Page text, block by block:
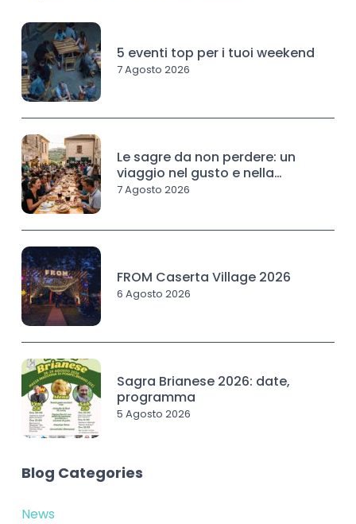
5 eventi top per i tuoi weekend
7 Agosto 2026
Le sagre da non perdere: un
viaggio nel gusto e nella
tradizione
7 Agosto 2026
FROM Caserta Village 2026
6 Agosto 2026
Sagra Brianese 2026: date,
programma
5 Agosto 2026
Blog Categories
News